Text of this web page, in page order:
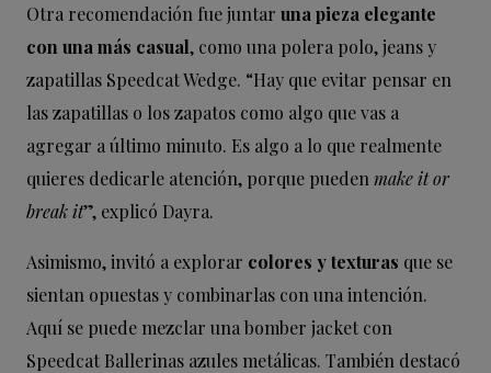
Otra recomendación fue juntar una pieza elegante
con una más casual, como una polera polo, jeans y
zapatillas Speedcat Wedge. “Hay que evitar pensar en
las zapatillas o los zapatos como algo que vas a
agregar a último minuto. Es algo a lo que realmente
quieres dedicarle atención, porque pueden make it or
break it”, explicó Dayra.
Asimismo, invitó a explorar colores y texturas que se
sientan opuestas y combinarlas con una intención.
Aquí se puede mezclar una bomber jacket con
Speedcat Ballerinas azules metálicas. También destacó